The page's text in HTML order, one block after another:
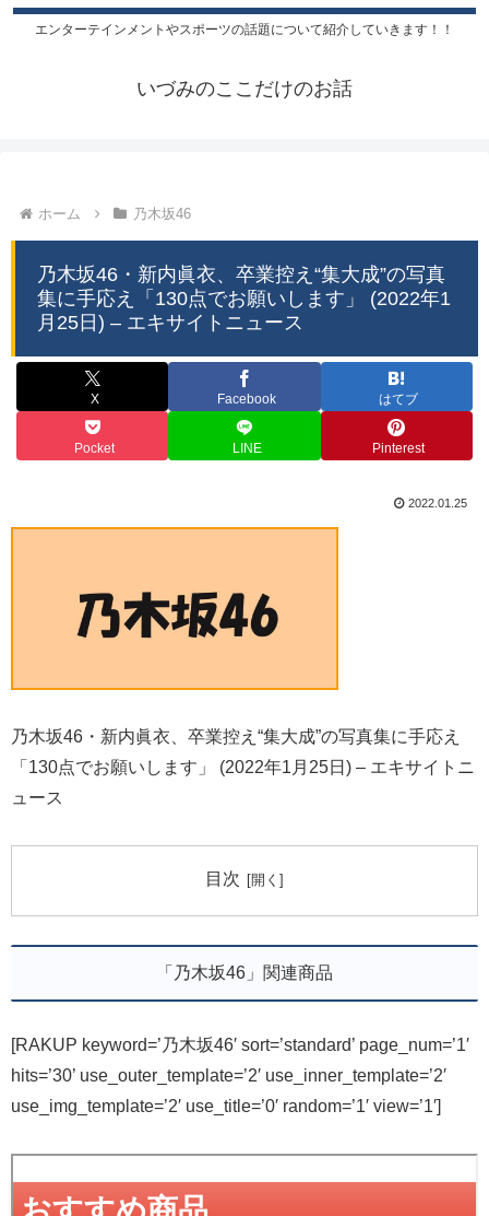
エンターテインメントやスポーツの話題について紹介していきます！！
いづみのここだけのお話
ホーム 乃木坂46
乃木坂46・新内眞衣、卒業控え“集大成”の写真
集に手応え「130点でお願いします」 (2022年1
月25日) – エキサイトニュース
X Facebook はてブ
Pocket LINE Pinterest
2022.01.25
乃木坂46・新内眞衣、卒業控え“集大成”の写真集に手応え
「130点でお願いします」 (2022年1月25日) – エキサイトニ
ュース
目次
「乃木坂46」関連商品
[RAKUP keyword=’乃木坂46′ sort=’standard’ page_num=’1′
hits=’30’ use_outer_template=’2′ use_inner_template=’2′
use_img_template=’2′ use_title=’0′ random=’1′ view=’1′]